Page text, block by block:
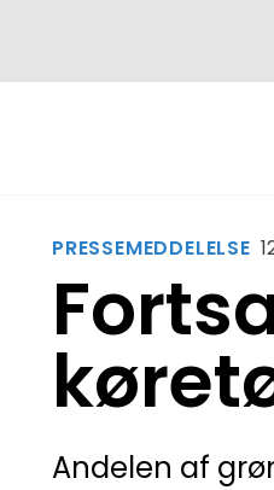
PRESSEMEDDELELSE
Andelen af